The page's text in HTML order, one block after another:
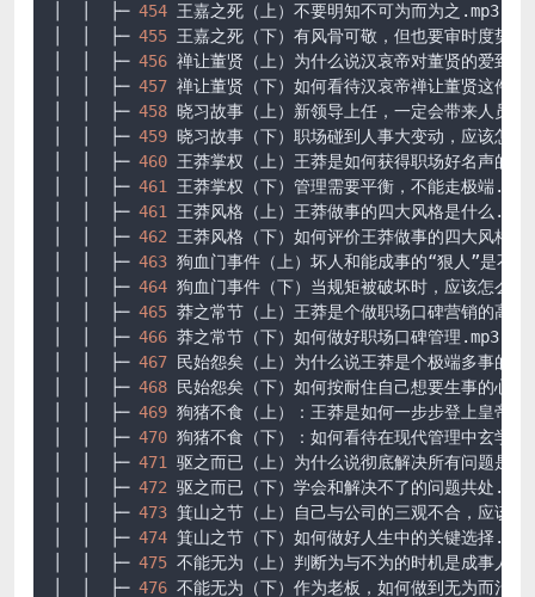
│  │  ├─ 454 王嘉之死（上）不要明知不可为而为之.mp3
│  │  ├─ 455 王嘉之死（下）有风骨可敬，但也要审时度势
│  │  ├─ 456 禅让董贤（上）为什么说汉哀帝对董贤的爱到达
│  │  ├─ 457 禅让董贤（下）如何看待汉哀帝禅让董贤这件事
│  │  ├─ 458 晓习故事（上）新领导上任，一定会带来人员大
│  │  ├─ 459 晓习故事（下）职场碰到人事大变动，应该怎么
│  │  ├─ 460 王莽掌权（上）王莽是如何获得职场好名声的
│  │  ├─ 461
王莽掌权（下）管理需要平衡，不能走极端.mp3
│  │  ├─ 461
王莽风格（上）王莽做事的四大风格是什么.mp3
│  │  ├─ 462 王莽风格（下）如何评价王莽做事的四大风格
│  │  ├─ 463 狗血门事件（上）坏人和能成事的“狠人”是不
│  │  ├─ 464 狗血门事件（下）当规矩被破坏时，应该怎么办
│  │  ├─ 465 莽之常节（上）王莽是个做职场口碑营销的高手
│  │  ├─ 466 莽之常节（下）如何做好职场口碑管理.mp3
│  │  ├─ 467 民始怨矣（上）为什么说王莽是个极端多事的人
│  │  ├─ 468 民始怨矣（下）如何按耐住自己想要生事的心？
│  │  ├─ 469 狗猪不食（上）：王莽是如何一步步登上皇帝宝
│  │  ├─ 470 狗猪不食（下）：如何看待在现代管理中玄学的
│  │  ├─ 471
驱之而已（上）为什么说彻底解决所有问题是奢
│  │  ├─ 472 驱之而已（下）学会和解决不了的问题共处.mp3
│  │  ├─ 473 箕山之节（上）自己与公司的三观不合，应该怎
│  │  ├─ 474 箕山之节（下）如何做好人生中的关键选择.mp3
│  │  ├─ 475 不能无为（上）判断为与不为的时机是成事人的
│  │  ├─ 476 不能无为（下）作为老板，如何做到无为而治